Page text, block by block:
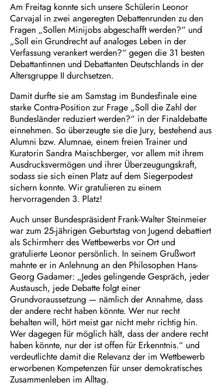
Am Freitag konnte sich unsere Schülerin Leonor
Carvajal in zwei angeregten Debattenrunden zu den
Fragen „Sollen Minijobs abgeschafft werden?“ und
„Soll ein Grundrecht auf analoges Leben in der
Verfassung verankert werden?“ gegen die 31 besten
Debattantinnen und Debattanten Deutschlands in der
Altersgruppe II durchsetzen.
Damit durfte sie am Samstag im Bundesfinale eine
starke Contra-Position zur Frage „Soll die Zahl der
Bundesländer reduziert werden?“ in der Finaldebatte
einnehmen. So überzeugte sie die Jury, bestehend aus
Alumni bzw. Alumnae, einem freien Trainer und
Kuratorin Sandra Maischberger, vor allem mit ihrem
Ausdrucksvermögen und ihrer Überzeugungskraft,
sodass sie sich einen Platz auf dem Siegerpodest
sichern konnte. Wir gratulieren zu einem
hervorragenden 3. Platz!
Auch unser Bundespräsident Frank-Walter Steinmeier
war zum 25-jährigen Geburtstag von Jugend debattiert
als Schirmherr des Wettbewerbs vor Ort und
gratulierte Leonor persönlich. In seinem Grußwort
mahnte er in Anlehnung an den Philosophen Hans-
Georg Gadamer: „Jedes gelingende Gespräch, jeder
Austausch, jede Debatte folgt einer
Grundvoraussetzung — nämlich der Annahme, dass
der andere recht haben könnte. Wer nur recht
behalten will, hört meist gar nicht mehr richtig hin.
Wer dagegen für möglich hält, dass der andere recht
haben könnte, nur der ist offen für Erkenntnis.“ und
verdeutlichte damit die Relevanz der im Wettbewerb
erworbenen Kompetenzen für unser demokratisches
Zusammenleben im Alltag.